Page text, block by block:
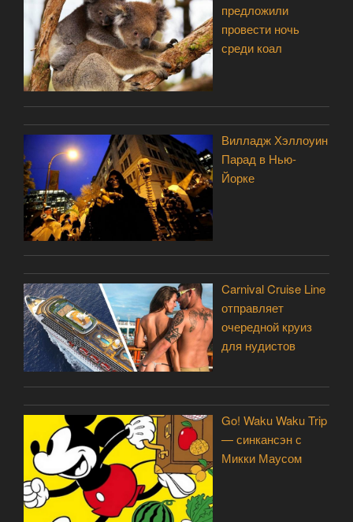
предложили
провести ночь
среди коал
Вилладж Хэллоуин
Парад в Нью-
Йорке
Carnival Cruise Line
отправляет
очередной круиз
для нудистов
Go! Waku Waku Trip
— синкансэн с
Микки Маусом